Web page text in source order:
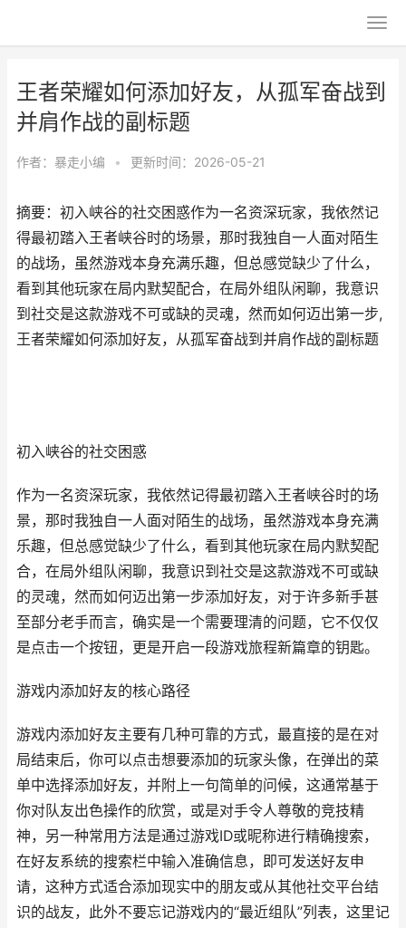
王者荣耀如何添加好友，从孤军奋战到
并肩作战的副标题
作者： 暴走小编 • 更新时间：2026-05-21
摘要：初入峡谷的社交困惑作为一名资深玩家，我依然记
得最初踏入王者峡谷时的场景，那时我独自一人面对陌生
的战场，虽然游戏本身充满乐趣，但总感觉缺少了什么，
看到其他玩家在局内默契配合，在局外组队闲聊，我意识
到社交是这款游戏不可或缺的灵魂，然而如何迈出第一步,
王者荣耀如何添加好友，从孤军奋战到并肩作战的副标题
初入峡谷的社交困惑
作为一名资深玩家，我依然记得最初踏入王者峡谷时的场
景，那时我独自一人面对陌生的战场，虽然游戏本身充满
乐趣，但总感觉缺少了什么，看到其他玩家在局内默契配
合，在局外组队闲聊，我意识到社交是这款游戏不可或缺
的灵魂，然而如何迈出第一步添加好友，对于许多新手甚
至部分老手而言，确实是一个需要理清的问题，它不仅仅
是点击一个按钮，更是开启一段游戏旅程新篇章的钥匙。
游戏内添加好友的核心路径
游戏内添加好友主要有几种可靠的方式，最直接的是在对
局结束后，你可以点击想要添加的玩家头像，在弹出的菜
单中选择添加好友，并附上一句简单的问候，这通常基于
你对队友出色操作的欣赏，或是对手令人尊敬的竞技精
神，另一种常用方法是通过游戏ID或昵称进行精确搜索，
在好友系统的搜索栏中输入准确信息，即可发送好友申
请，这种方式适合添加现实中的朋友或从其他社交平台结
识的战友，此外不要忘记游戏内的“最近组队”列表，这里记